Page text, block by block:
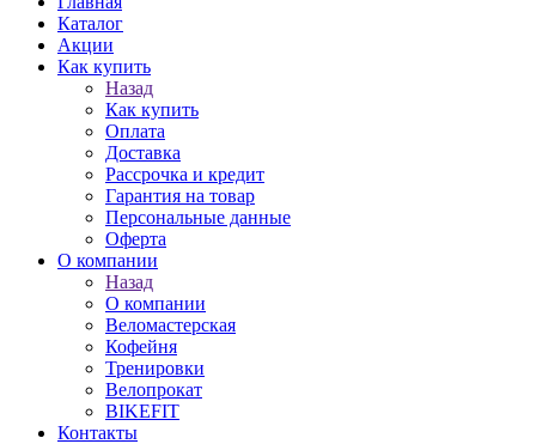
Каталог
Акции
Как купить
Назад
Как купить
Оплата
Доставка
Рассрочка и кредит
Гарантия на товар
Персональные данные
Оферта
О компании
Назад
О компании
Веломастерская
Кофейня
Тренировки
Велопрокат
BIKEFIT
Контакты